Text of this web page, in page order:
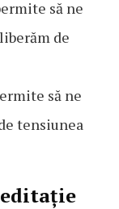
să ne
de
să ne
tensiunea